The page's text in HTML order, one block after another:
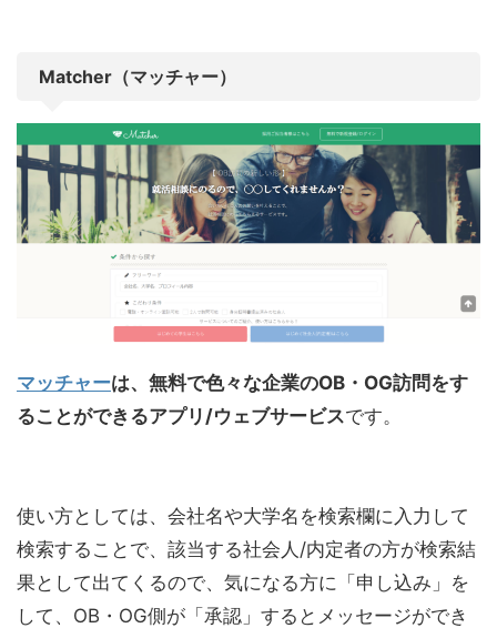
Matcher（マッチャー）
マッチャーは、無料で色々な企業のOB・OG訪問をす
ることができるアプリ/ウェブサービスです。
使い方としては、会社名や大学名を検索欄に入力して
検索することで、該当する社会人/内定者の方が検索結
果として出てくるので、気になる方に「申し込み」を
して、OB・OG側が「承認」するとメッセージができ